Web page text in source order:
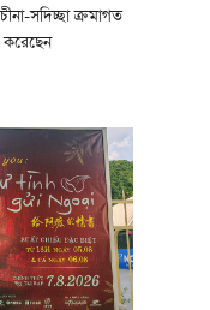
সদিচ্ছা ক্রমাগত